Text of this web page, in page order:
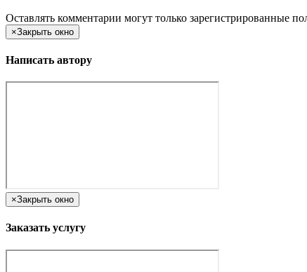
Оставлять комментарии могут только зарегистрированные
×Закрыть окно
Написать автору
×Закрыть окно
Заказать услугу